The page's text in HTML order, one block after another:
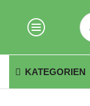
KATEGORIEN